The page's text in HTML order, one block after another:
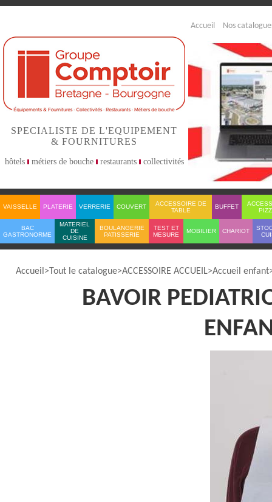
Accueil Nos
SPECIALISTE DE L'EQUIPEMENT
& FOURNITURES
hôtels métiers de bouche restaurants collectivités
VAISSELLE PLATERIE VERRERIE COUVERT
ACCESSOIRE DE
TABLE
BUFFET
BAC
GASTRONORME
MATERIEL
DE
CUISINE
BOULANGERIE
PATISSERIE
TEST ET
MESURE
MOBILIER CHARIOT
Accueil Tout le catalogue ACCESSOIRE ACCUEIL Accueil enfant
BAVOIR